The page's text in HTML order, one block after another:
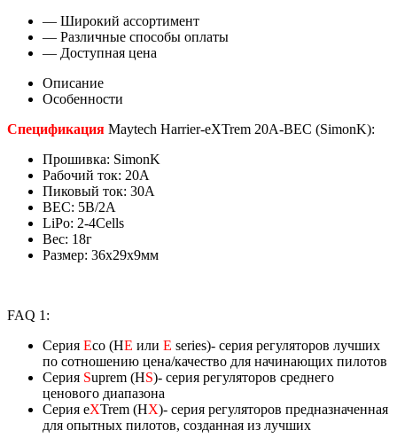
— Широкий ассортимент
— Различные способы оплаты
— Доступная цена
Описание
Особенности
Спецификация Maytech Harrier-eXTrem 20A-BEC (SimonK):
Прошивка: SimonK
Рабочий ток: 20А
Пиковый ток: 30А
BEC: 5В/2А
LiPo: 2-4Cells
Вес: 18г
Размер: 36х29х9мм
FAQ 1:
Серия Eco (HE или E series)- серия регуляторов лучших
по сотношению цена/качество для начинающих пилотов
Серия Suprem (HS)- серия регуляторов среднего
ценового диапазона
Серия eXTrem (HX)- серия регуляторов предназначенная
для опытных пилотов, созданная из лучших